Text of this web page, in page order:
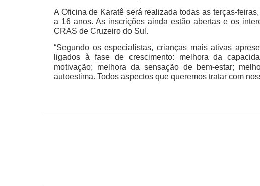
A Oficina de Karatê será realizada todas as terças-
a 16 anos. As inscrições ainda estão abertas e os
CRAS de Cruzeiro do Sul.
“Segundo os especialistas, crianças mais ativas
ligados à fase de crescimento: melhora da
motivação; melhora da sensação de bem-estar;
autoestima. Todos aspectos que queremos tratar com